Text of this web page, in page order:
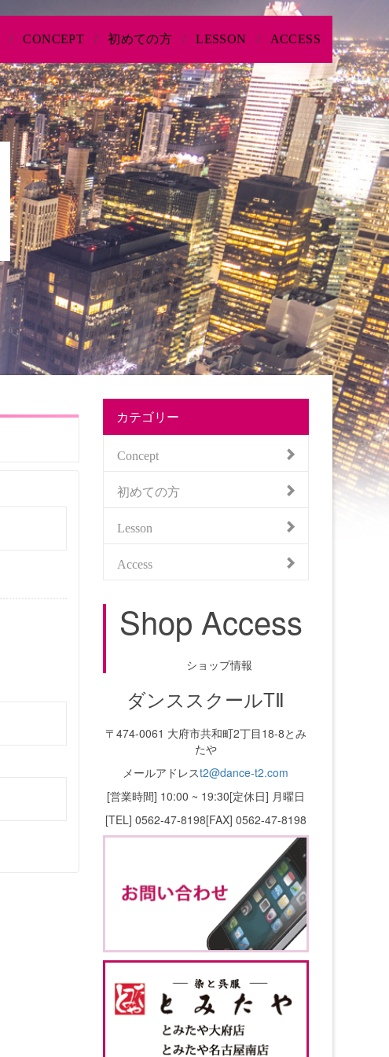
CONCEPT 初めての方 LESSON ACCESS
カテゴリー
Concept
初めての方
Lesson
Access
Shop Access
ショップ情報
ダンススクールTⅡ
〒474-0061 大府市共和町2丁目18-8とみ
たや
メールアドレスt2@dance-t2.com
[営業時間] 10:00 ~ 19:30[定休日] 月曜日
[TEL] 0562-47-8198[FAX] 0562-47-8198